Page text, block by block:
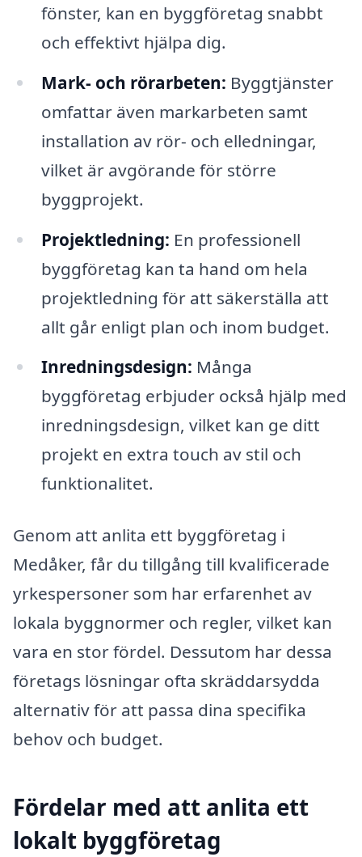
fönster, kan en byggföretag snabbt
och effektivt hjälpa dig.
Mark- och rörarbeten: Byggtjänster
omfattar även markarbeten samt
installation av rör- och elledningar,
vilket är avgörande för större
byggprojekt.
Projektledning: En professionell
byggföretag kan ta hand om hela
projektledning för att säkerställa att
allt går enligt plan och inom budget.
Inredningsdesign: Många
byggföretag erbjuder också hjälp med
inredningsdesign, vilket kan ge ditt
projekt en extra touch av stil och
funktionalitet.
Genom att anlita ett byggföretag i
Medåker, får du tillgång till kvalificerade
yrkespersoner som har erfarenhet av
lokala byggnormer och regler, vilket kan
vara en stor fördel. Dessutom har dessa
företags lösningar ofta skräddarsydda
alternativ för att passa dina specifika
behov och budget.
Fördelar med att anlita ett
lokalt byggföretag